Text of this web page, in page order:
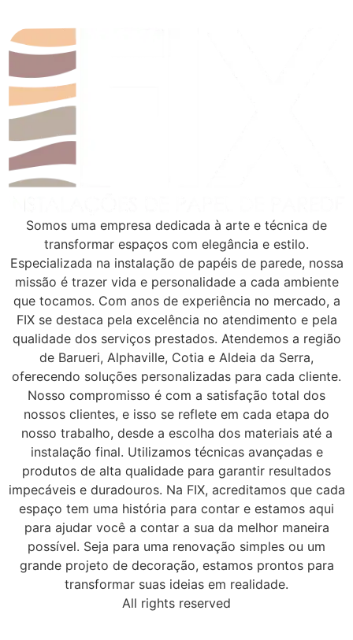
Somos uma empresa dedicada à arte e técnica de
transformar espaços com elegância e estilo.
Especializada na instalação de papéis de parede, nossa
missão é trazer vida e personalidade a cada ambiente
que tocamos. Com anos de experiência no mercado, a
FIX se destaca pela excelência no atendimento e pela
qualidade dos serviços prestados. Atendemos a região
de Barueri, Alphaville, Cotia e Aldeia da Serra,
oferecendo soluções personalizadas para cada cliente.
Nosso compromisso é com a satisfação total dos
nossos clientes, e isso se reflete em cada etapa do
nosso trabalho, desde a escolha dos materiais até a
instalação final. Utilizamos técnicas avançadas e
produtos de alta qualidade para garantir resultados
impecáveis e duradouros. Na FIX, acreditamos que cada
espaço tem uma história para contar e estamos aqui
para ajudar você a contar a sua da melhor maneira
possível. Seja para uma renovação simples ou um
grande projeto de decoração, estamos prontos para
transformar suas ideias em realidade.
All rights reserved